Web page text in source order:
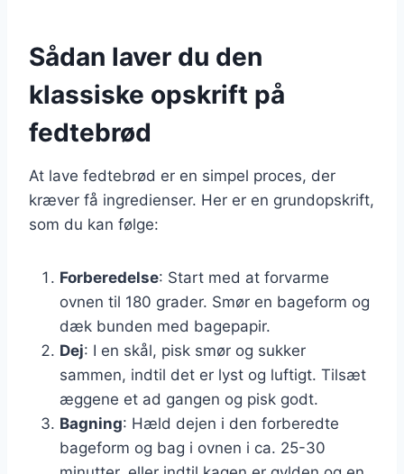
Sådan laver du den
klassiske opskrift på
fedtebrød
At lave fedtebrød er en simpel proces, der
kræver få ingredienser. Her er en grundopskrift,
som du kan følge:
Forberedelse: Start med at forvarme
ovnen til 180 grader. Smør en bageform og
dæk bunden med bagepapir.
Dej: I en skål, pisk smør og sukker
sammen, indtil det er lyst og luftigt. Tilsæt
æggene et ad gangen og pisk godt.
Bagning: Hæld dejen i den forberedte
bageform og bag i ovnen i ca. 25-30